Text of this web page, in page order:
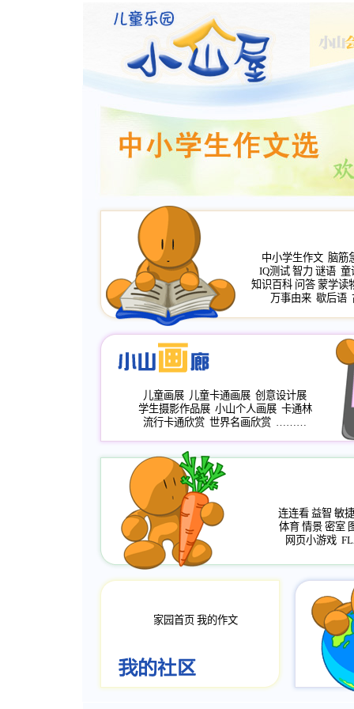
中小学生作文 脑筋
IQ测试 智力 谜语 童
知识百科 问答 蒙学读
万事由来 歇后语
儿童画展 儿童卡通画展 创意设计展
学生摄影作品展 小山个人画展 卡通林
流行卡通欣赏 世界名画欣赏 ………
连连看 益智 敏捷
体育 情景 密室
网页小游戏
家园首页 我的作文